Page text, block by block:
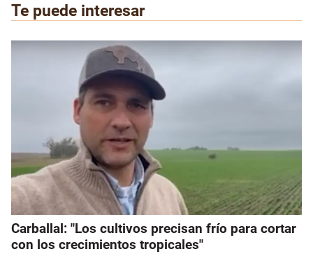
Te puede interesar
Carballal: "Los cultivos precisan frío para cortar
con los crecimientos tropicales"